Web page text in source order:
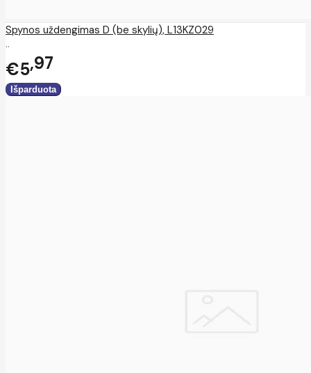
Spynos uždengimas D (be skylių), L13KZ029
..
€5 97